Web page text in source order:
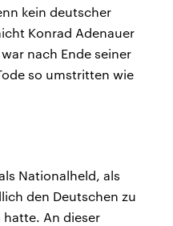
kein deutscher
Konrad Adenauer
nach Ende seiner
so umstritten wie
Nationalheld, als
den Deutschen zu
An dieser